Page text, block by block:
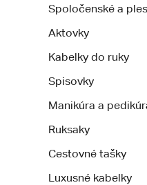
Spoločenské a
Aktovky
Kabelky do ruky
Spisovky
Manikúra a
Ruksaky
Cestovné tašky
Luxusné kabelky